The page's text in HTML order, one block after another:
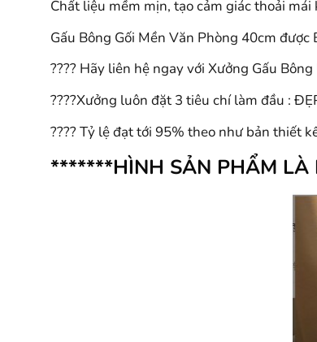
Chất liệu mềm mịn, tạo cảm giác thoải
Gấu Bông Gối Mền Văn Phòng 40cm
???? Hãy liên hệ ngay với Xưởng Gấu
????Xưởng luôn đặt 3 tiêu chí làm đầu :
???? Tỷ lệ đạt tới 95% theo như bản thiết
*******HÌNH SẢN PHẨM LÀ